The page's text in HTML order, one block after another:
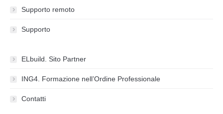
Supporto remoto
Supporto
ELbuild. Sito Partner
ING4. Formazione nell’Ordine Professionale
Contatti